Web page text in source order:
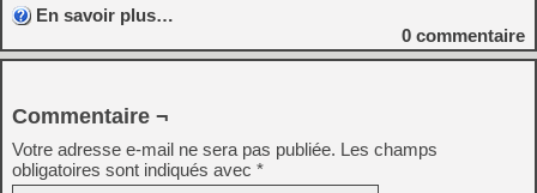
En savoir plus…
0 commentaire
Commentaire ¬
Votre adresse e-mail ne sera pas publiée. Les champs
obligatoires sont indiqués avec *